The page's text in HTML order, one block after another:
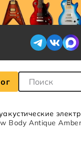
Поле для
Body Antique Amber